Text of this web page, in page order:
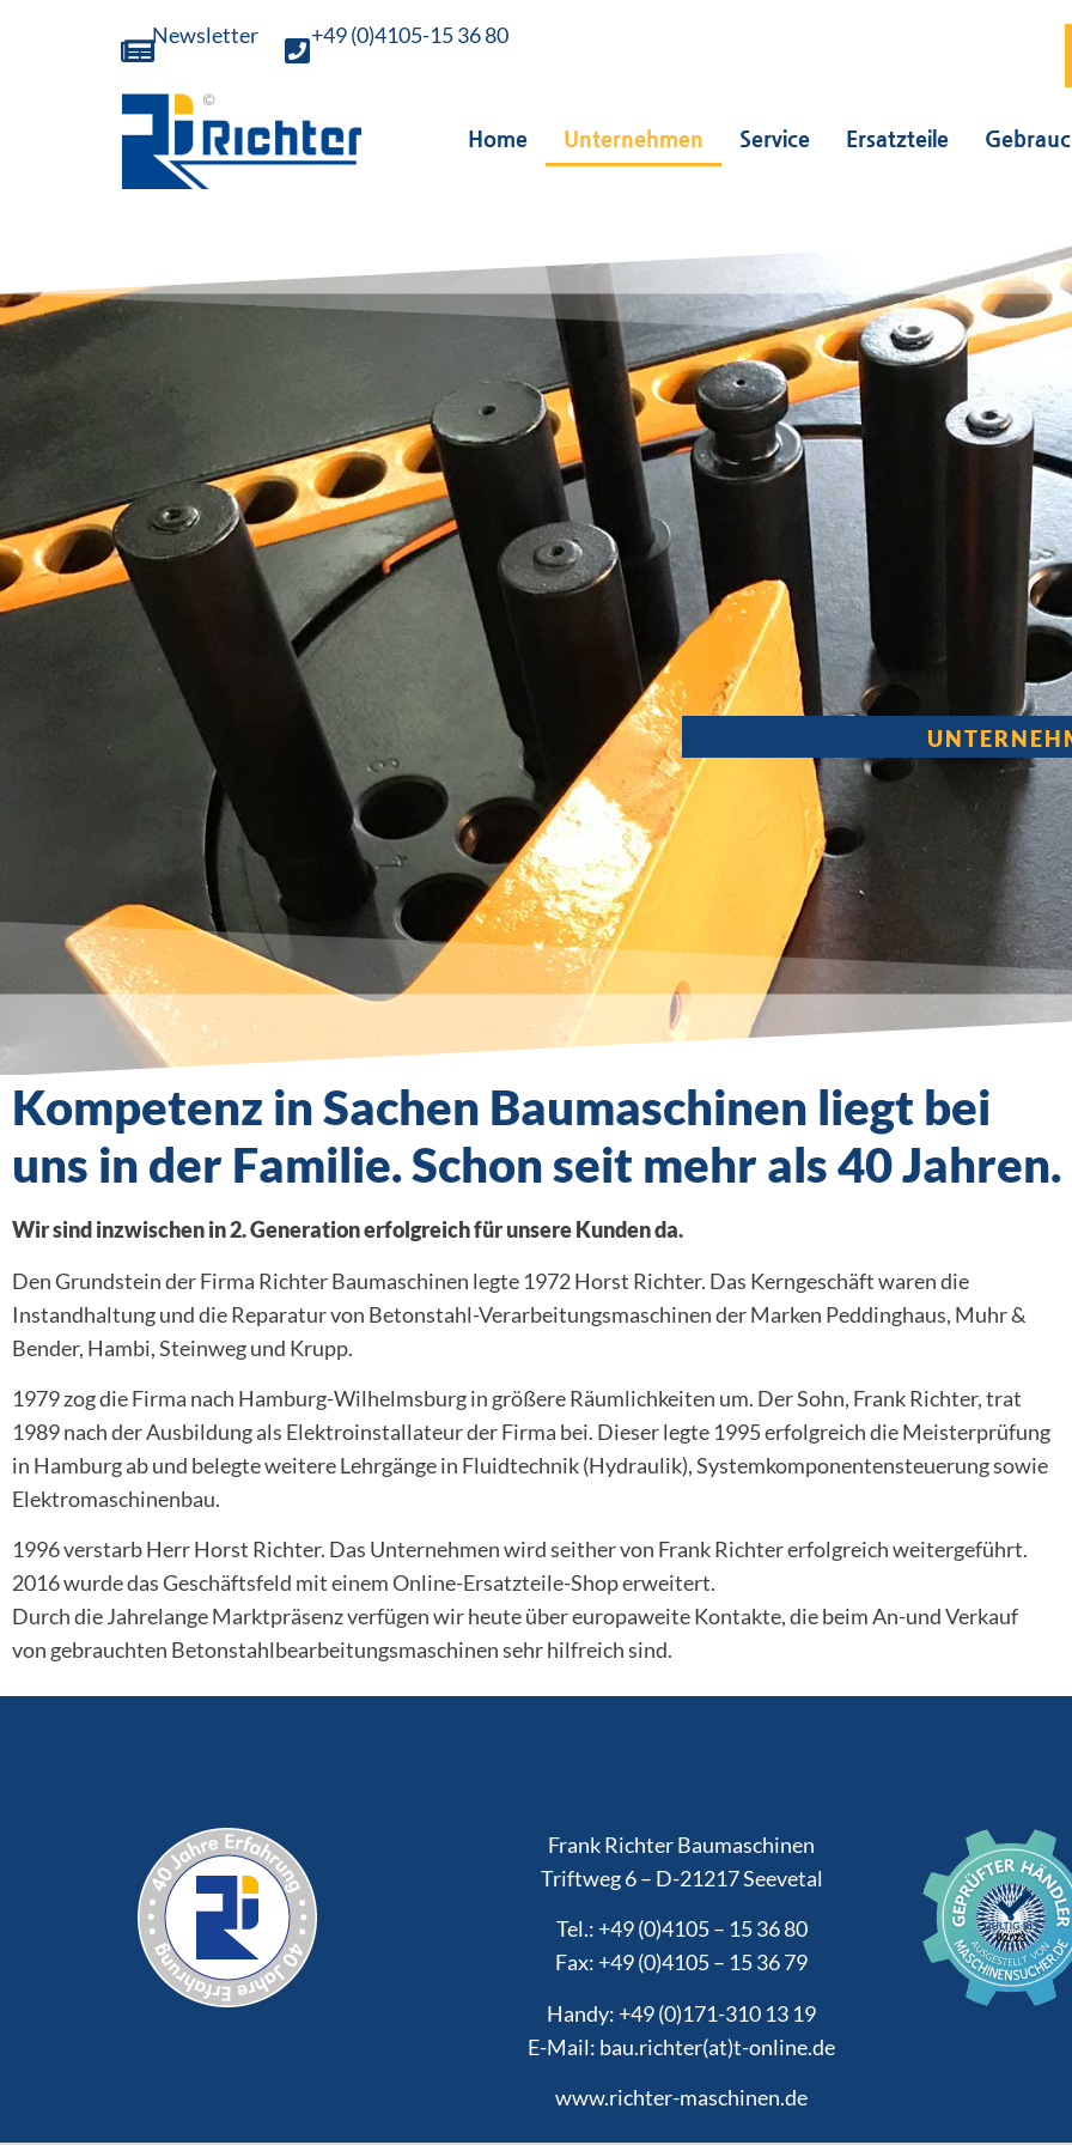
Newsletter +49 (0)4105-15 36 80
Home Unternehmen Service Ersatzteile
Kompetenz in Sachen Baumaschinen liegt bei
uns in der Familie. Schon seit mehr als 40 Jahren.
Wir sind inzwischen in 2. Generation erfolgreich für unsere Kunden da.
Den Grundstein der Firma Richter Baumaschinen legte 1972 Horst Richter. Das Kerngeschäft waren die
Instandhaltung und die Reparatur von Betonstahl-Verarbeitungsmaschinen der Marken Peddinghaus, Muhr &
Bender, Hambi, Steinweg und Krupp.
1979 zog die Firma nach Hamburg-Wilhelmsburg in größere Räumlichkeiten um. Der Sohn, Frank Richter, trat
1989 nach der Ausbildung als Elektroinstallateur der Firma bei. Dieser legte 1995 erfolgreich die Meisterprüfung
in Hamburg ab und belegte weitere Lehrgänge in Fluidtechnik (Hydraulik), Systemkomponentensteuerung sowie
Elektromaschinenbau.
1996 verstarb Herr Horst Richter. Das Unternehmen wird seither von Frank Richter erfolgreich weitergeführt.
2016 wurde das Geschäftsfeld mit einem Online-Ersatzteile-Shop erweitert.
Durch die Jahrelange Marktpräsenz verfügen wir heute über europaweite Kontakte, die beim An-und Verkauf
von gebrauchten Betonstahlbearbeitungsmaschinen sehr hilfreich sind.
Frank Richter Baumaschinen
Triftweg 6 – D-21217 Seevetal
Tel.: +49 (0)4105 – 15 36 80
Fax: +49 (0)4105 – 15 36 79
Handy: +49 (0)171-310 13 19
E-Mail: bau.richter(at)t-online.de
www.richter-maschinen.de